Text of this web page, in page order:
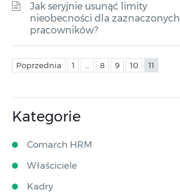
Jak seryjnie usunąć limity
nieobecności dla zaznaczonych
pracowników?
Poprzednia 1 8 9 10 11
Kategorie
Comarch HRM
Właściciele
Kadry